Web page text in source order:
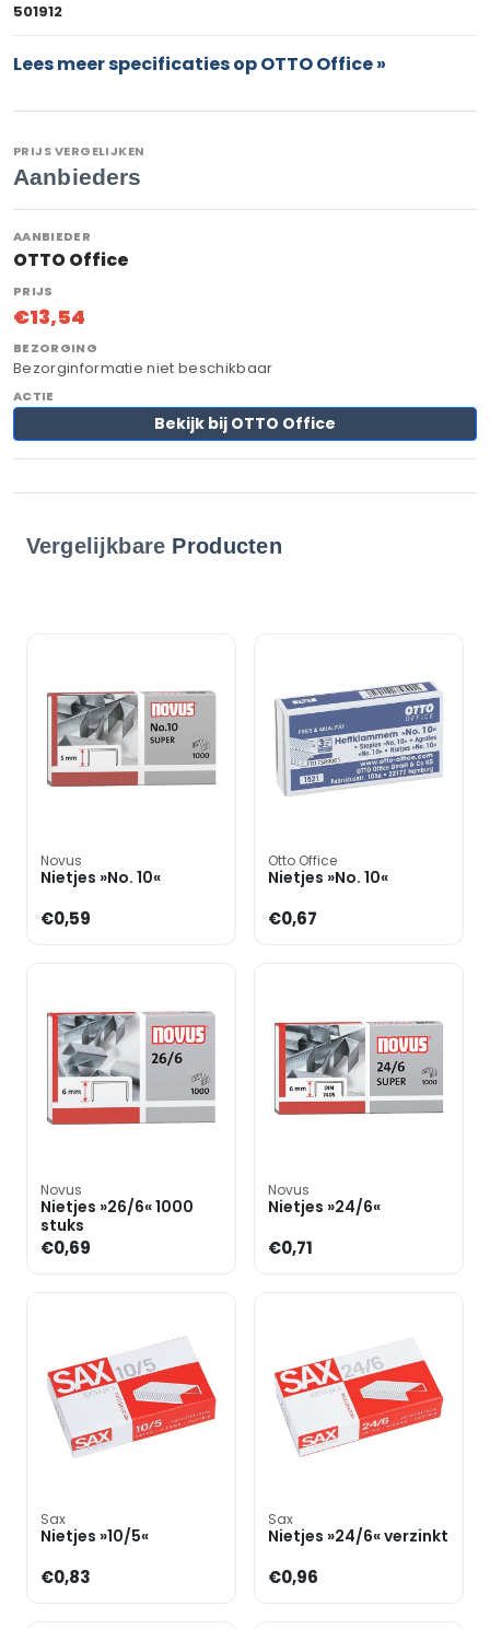
501912
Lees meer specificaties op OTTO Office »
PRIJS VERGELIJKEN
Aanbieders
OTTO Office
€13,54
Bezorginformatie niet beschikbaar
Bekijk bij OTTO Office
Vergelijkbare Producten
Novus
Nietjes »No. 10«
€0,59
Otto Office
Nietjes »No. 10«
€0,67
Novus
Nietjes »26/6« 1000
stuks
€0,69
Novus
Nietjes »24/6«
€0,71
Sax
Nietjes »10/5«
€0,83
Sax
Nietjes »24/6« verzinkt
€0,96